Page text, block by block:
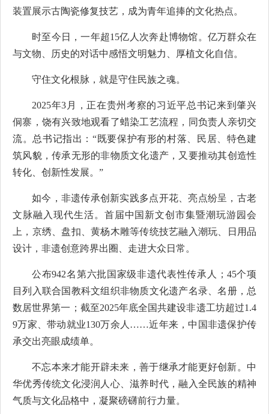
装置展示古陶瓷修复技艺，成为青年追捧的文化热点。
时至今日，一年超15亿人次奔赴博物馆。亿万群众在
与文物、历史的对话中感悟文明魅力、厚植文化自信。
守住文化根脉，就是守住民族之魂。
2025年3月，正在贵州考察的习近平总书记来到肇兴
侗寨，饶有兴致地观看了蜡染工艺流程，同负责人亲切交
流。总书记指出：“既要保护有形的村落、民居、特色建
筑风貌，传承无形的非物质文化遗产，又要推动其创造性
转化、创新性发展。”
如今，非遗传承创新实践多点开花、亮点纷呈，古老
文脉融入现代生活。首届中国新文创市集暨潮玩游园会
上，京绣、盘扣、黄杨木雕等传统技艺融入潮玩、日用品
设计，非遗创意跨界出圈、走进大众日常。
公布942名第六批国家级非遗代表性传承人；45个项
目列入联合国教科文组织非物质文化遗产名录、名册，总
数居世界第一；截至2025年底全国共建设非遗工坊超过1.4
9万家、带动就业130万余人……近年来，中国非遗保护传
承交出亮眼成绩单。
不忘本来才能开辟未来，善于继承才能更好创新。中
华优秀传统文化浸润人心、滋养时代，融入全民族的精神
气质与文化品格中，凝聚磅礴前行力量。